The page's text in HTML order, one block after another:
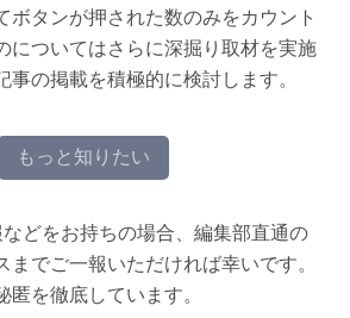
ボタンが押された数のみをカウント
についてはさらに深掘り取材を実施
事の掲載を積極的に検討します。
もっと知りたい
どをお持ちの場合、編集部直通の
でご一報いただければ幸いです。
を徹底しています。